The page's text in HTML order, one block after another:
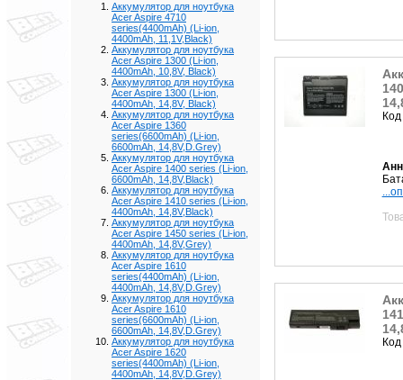
Аккумулятор для ноутбука
Acer Aspire 4710
series(4400mAh) (Li-ion,
4400mAh, 11,1V,Black)
Аккумулятор для ноутбука
Acer Aspire 1300 (Li-ion,
4400mAh, 10,8V, Black)
Аккумулятор для ноутбука
Acer Aspire 1300 (Li-ion,
4400mAh, 14,8V, Black)
Аккумулятор для ноутбука
Acer Aspire 1360
series(6600mAh) (Li-ion,
6600mAh, 14,8V,D.Grey)
Аккумулятор для ноутбука
Acer Aspire 1400 series (Li-ion,
6600mAh, 14,8V,Black)
Аккумулятор для ноутбука
Acer Aspire 1410 series (Li-ion,
4400mAh, 14,8V,Black)
Аккумулятор для ноутбука
Acer Aspire 1450 series (Li-ion,
4400mAh, 14,8V,Grey)
Аккумулятор для ноутбука
Acer Aspire 1610
series(4400mAh) (Li-ion,
4400mAh, 14,8V,D.Grey)
Аккумулятор для ноутбука
Acer Aspire 1610
series(6600mAh) (Li-ion,
6600mAh, 14,8V,D.Grey)
Аккумулятор для ноутбука
Acer Aspire 1620
series(4400mAh) (Li-ion,
4400mAh, 14,8V,D.Grey)